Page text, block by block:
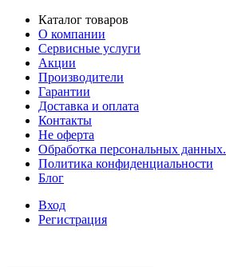
Каталог товаров
О компании
Сервисные услуги
Акции
Производители
Гарантии
Доставка и оплата
Контакты
Не оферта
Обработка персональных данных.
Политика конфиденциальности
Блог
Вход
Регистрация